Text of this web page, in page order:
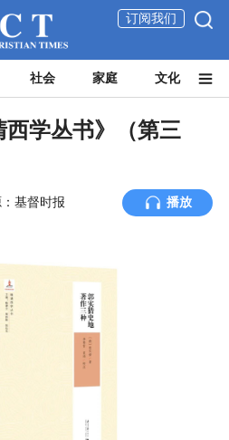
订阅我们
社会 家庭 文化
西学丛书》（第三
基督时报 播放